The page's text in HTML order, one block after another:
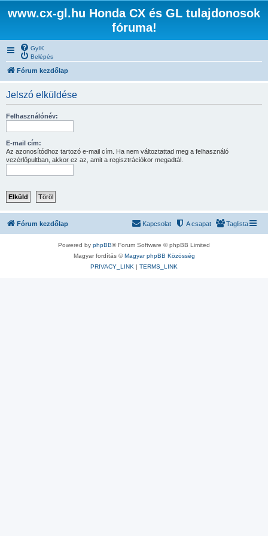
www.cx-gl.hu Honda CX és GL tulajdonosok
fóruma!
GyIK
Belépés
Fórum kezdőlap
Jelszó elküldése
Felhasználónév:
E-mail cím:
Az azonosítódhoz tartozó e-mail cím. Ha nem változtattad meg a felhasználó
vezérlőpultban, akkor ez az, amit a regisztrációkor megadtál.
Fórum kezdőlap Taglista
A csapat
Kapcsolat
Powered by phpBB® Forum Software © phpBB Limited
Magyar fordítás ©Magyar phpBB Közösség
PRIVACY_LINK | TERMS_LINK